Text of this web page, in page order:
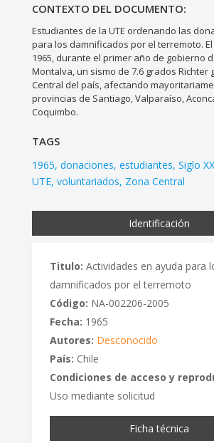
CONTEXTO DEL DOCUMENTO:
Estudiantes de la UTE ordenando las
para los damnificados por el terremoto.
1965, durante el primer año de gobierno
Montalva, un sismo de 7.6 grados Richter
Central del país, afectando
provincias de Santiago, Valparaíso,
Coquimbo.
TAGS
1965 donaciones estudiantes Siglo XX
UTE voluntariados Zona Central
Identificación
Titulo: Actividades en ayuda para
damnificados por el terremoto
Código: NA-002206-2005
Fecha: 1965
Autores: Desconocido
País: Chile
Condiciones de acceso y
Uso mediante solicitud
Ficha técnica